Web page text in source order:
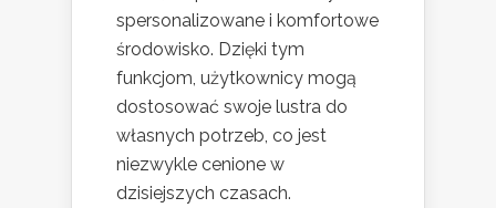
spersonalizowane i komfortowe
środowisko. Dzięki tym
funkcjom, użytkownicy mogą
dostosować swoje lustra do
własnych potrzeb, co jest
niezwykle cenione w
dzisiejszych czasach.